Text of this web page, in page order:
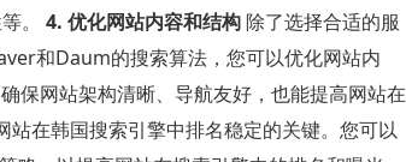
。 4. 优化网站内容和结构除了选择合适的服
和Daum的搜索算法，您可以优化网站内
保网站架构清晰、导航友好，也能提高网站在
在韩国搜索引擎中排名稳定的关键。您可以